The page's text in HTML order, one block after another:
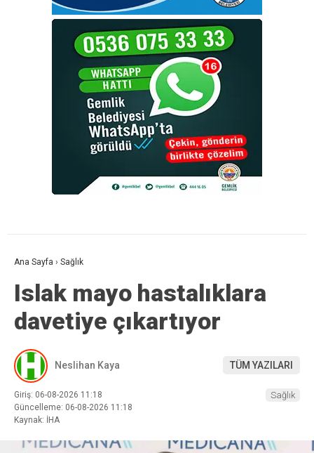
Ana Sayfa › Sağlık
Islak mayo hastalıklara
davetiye çıkartıyor
Neslihan Kaya TÜM YAZILARI
Giriş: 06-08-2026 11:18
Güncelleme: 06-08-2026 11:18
Kaynak: İHA
Sağlık